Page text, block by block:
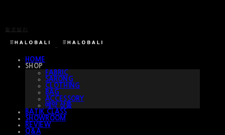
할로발리
HOME
SHOP
FABRIC
SARONG
CLOTHING
BAG
ACCESSORY
예약 상품
BATIK CLASS
SHOWROOM
REVIEW
Q&A